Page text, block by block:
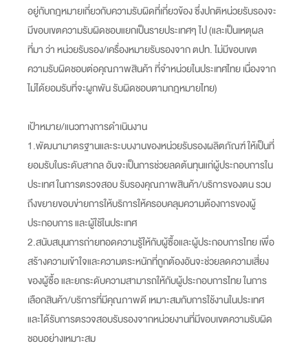
อยู่กับกฎหมายเกี่ยวกับความรับผิดที่เกี่ยวข้อง ซึ่งปกติหน่วยรับรองจะ
มีขอบเขตความรับผิดชอบแยกเป็นรายประเทศๆ ไป (และเป็นเหตุผล
ที่มา ว่า หน่วยรับรอง/เครื่องหมายรับรองจาก ตปท. ไม่มีขอบเขต
ความรับผิดชอบต่อคุณภาพสินค้า ที่จำหน่วยในประเทศไทย เนื่องจาก
ไม่ได้ยอมรับที่จะผูกพัน รับผิดชอบตามกฎหมายไทย)
เป้าหมาย/แนวทางการดำเนินงาน
1.พัฒนามาตรฐานและระบบงานของหน่วยรับรองผลิตภัณฑ์ ให้เป็นที่
ยอมรับในระดับสากล อันจะเป็นการช่วยลดต้นทุนแก่ผู้ประกอบการใน
ประเทศ ในการตรวจสอบ รับรองคุณภาพสินค้า/บริการของตน รวม
ถึงขยายขอบข่ายการให้บริการให้ครอบคลุมความต้องการของผู้
ประกอบการ และผู้ใช้ในประเทศ
2.สนับสนุนการถ่ายทอดความรู้ให้กับผู้ซื้อและผู้ประกอบการไทย เพื่อ
สร้างความเข้าใจและความตระหนักที่ถูกต้องอันจะช่วยลดความเสี่ยง
ของผู้ซื้อ และยกระดับความสามารถให้กับผู้ประกอบการไทย ในการ
เลือกสินค้า/บริการที่มีคุณภาพดี เหมาะสมกับการใช้งานในประเทศ
และได้รับการตรวจสอบรับรองจากหน่วยงานที่มีขอบเขตความรับผิด
ชอบอย่างเหมาะสม